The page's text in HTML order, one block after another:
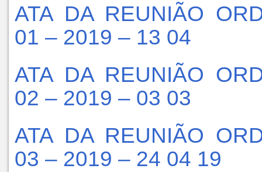
ATA DA REUNIÃO
01 – 2019 – 13 04
ATA DA REUNIÃO
02 – 2019 – 03 03
ATA DA REUNIÃO
03 – 2019 – 24 04 19